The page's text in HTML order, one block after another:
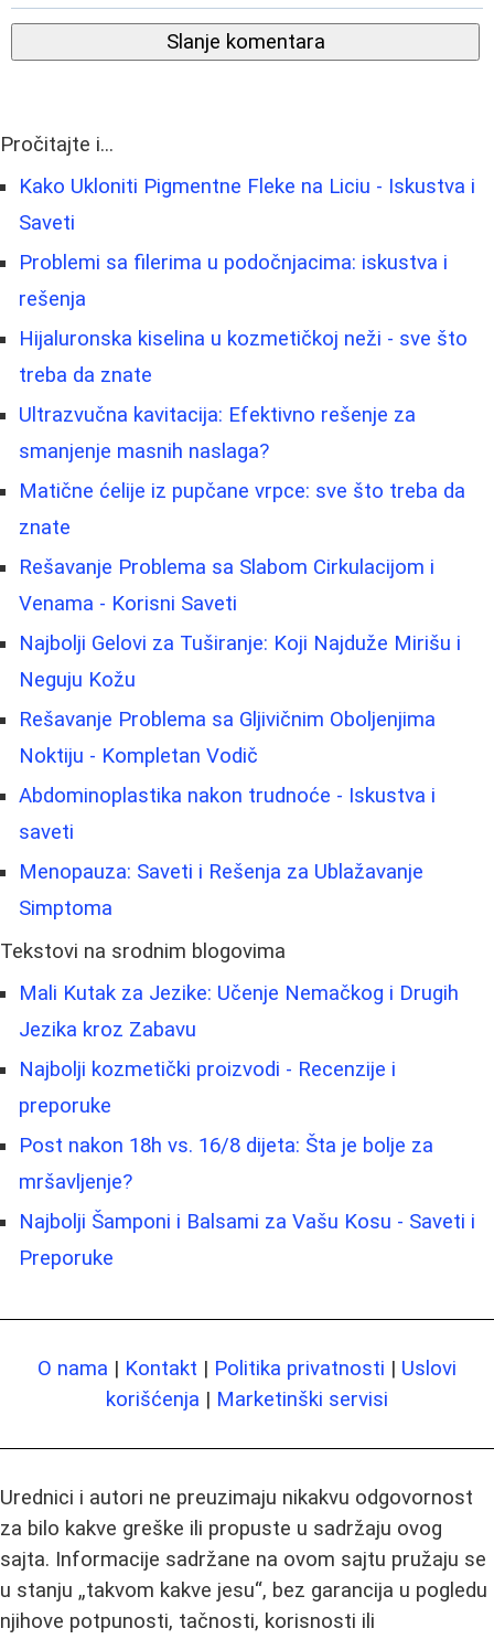
Slanje komentara
Pročitajte i...
Kako Ukloniti Pigmentne Fleke na Liciu - Iskustva i
Saveti
Problemi sa filerima u podočnjacima: iskustva i
rešenja
Hijaluronska kiselina u kozmetičkoj neži - sve što
treba da znate
Ultrazvučna kavitacija: Efektivno rešenje za
smanjenje masnih naslaga?
Matične ćelije iz pupčane vrpce: sve što treba da
znate
Rešavanje Problema sa Slabom Cirkulacijom i
Venama - Korisni Saveti
Najbolji Gelovi za Tuširanje: Koji Najduže Mirišu i
Neguju Kožu
Rešavanje Problema sa Gljivičnim Oboljenjima
Noktiju - Kompletan Vodič
Abdominoplastika nakon trudnoće - Iskustva i
saveti
Menopauza: Saveti i Rešenja za Ublažavanje
Simptoma
Tekstovi na srodnim blogovima
Mali Kutak za Jezike: Učenje Nemačkog i Drugih
Jezika kroz Zabavu
Najbolji kozmetički proizvodi - Recenzije i
preporuke
Post nakon 18h vs. 16/8 dijeta: Šta je bolje za
mršavljenje?
Najbolji Šamponi i Balsami za Vašu Kosu - Saveti i
Preporuke
O nama | Kontakt | Politika privatnosti | Uslovi
korišćenja | Marketinški servisi
Urednici i autori ne preuzimaju nikakvu odgovornost
za bilo kakve greške ili propuste u sadržaju ovog
sajta. Informacije sadržane na ovom sajtu pružaju se
u stanju „takvom kakve jesu“, bez garancija u pogledu
njihove potpunosti, tačnosti, korisnosti ili